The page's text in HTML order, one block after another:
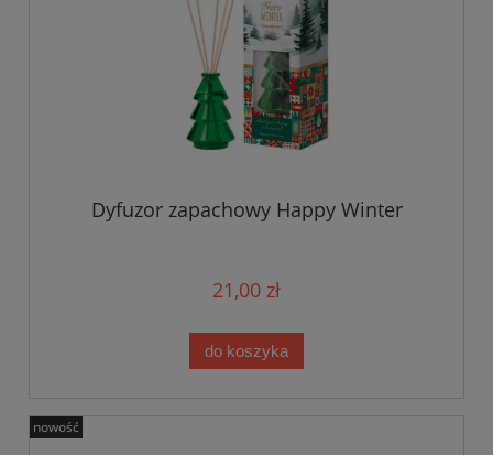
Dyfuzor zapachowy Happy Winter
21,00 zł
do koszyka
nowość